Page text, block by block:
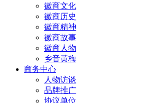
徽商文化
徽商历史
徽商精神
徽商故事
徽商人物
乡音黄梅
商务中心
人物访谈
品牌推广
协议单位